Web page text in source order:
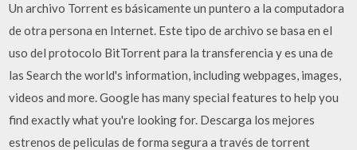
Un archivo Torrent es básicamente un puntero a la computadora
de otra persona en Internet. Este tipo de archivo se basa en el
uso del protocolo BitTorrent para la transferencia y es una de
las Search the world's information, including webpages, images,
videos and more. Google has many special features to help you
find exactly what you're looking for. Descarga los mejores
estrenos de peliculas de forma segura a través de torrent